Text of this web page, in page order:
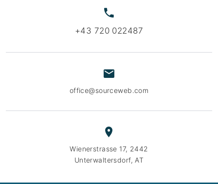
+43 720 022487
office@sourceweb.com
Wienerstrasse 17, 2442
Unterwaltersdorf, AT